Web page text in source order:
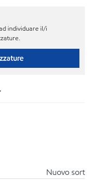
individuare il/i
Nuovo sort